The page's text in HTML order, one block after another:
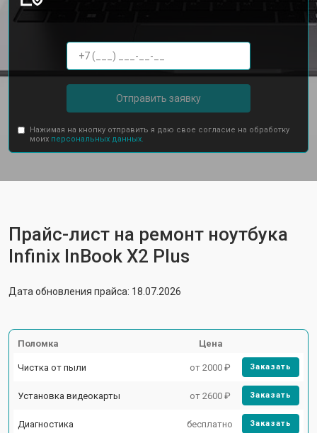
Отправить заявку
Нажимая на кнопку отправить я даю свое согласие на обработку
моих персональных данных.
Прайс-лист на ремонт ноутбука
Infinix InBook X2 Plus
Дата обновления прайса: 18.07.2026
Поломка Цена
Чистка от пыли от 2000 ₽ Заказать
Установка видеокарты от 2600 ₽ Заказать
Диагностика бесплатно Заказать